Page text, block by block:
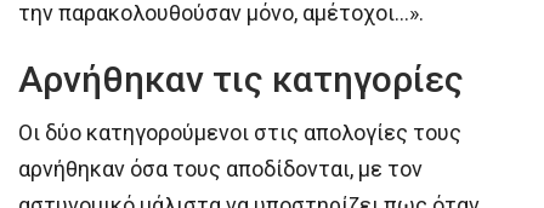
την παρακολουθούσαν μόνο, αμέτοχοι…».
Αρνήθηκαν τις κατηγορίες
Οι δύο κατηγορούμενοι στις απολογίες τους
αρνήθηκαν όσα τους αποδίδονται, με τον